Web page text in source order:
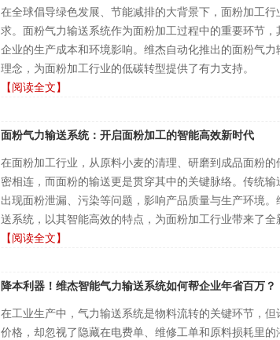
在全球倡导绿色发展、节能减排的大背景下，面粉加工
求。面粉气力输送系统作为面粉加工过程中的重要环节
企业的生产成本和环境影响。维杰自动化推出的面粉气
理念，为面粉加工行业的低碳转型提供了有力支持。
【阅读全文】
面粉气力输送系统：开启面粉加工的智能高效新时代
在面粉加工行业，从原料小麦的清理、研磨到成品面粉
密相连，而面粉的输送更是贯穿其中的关键脉络。传统
出现面粉泄漏、污染等问题，影响产品质量与生产环境
送系统，以其智能高效的特点，为面粉加工行业带来了全
【阅读全文】
降本利器！维杰智能气力输送系统如何帮企业年省百万？
在工业生产中，气力输送系统是物料流转的关键环节，
价格，却忽视了隐藏在电费单、维修工单和原料损耗里